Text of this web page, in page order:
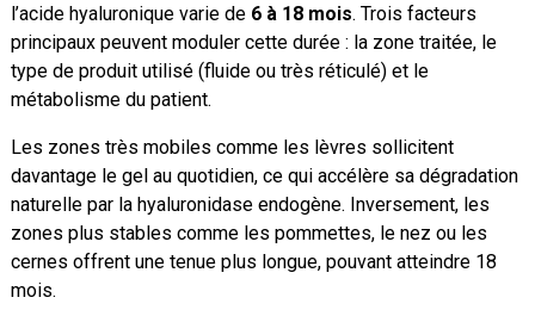
l’acide hyaluronique varie de 6 à 18 mois. Trois facteurs
principaux peuvent moduler cette durée : la zone traitée, le
type de produit utilisé (fluide ou très réticulé) et le
métabolisme du patient.
Les zones très mobiles comme les lèvres sollicitent
davantage le gel au quotidien, ce qui accélère sa dégradation
naturelle par la hyaluronidase endogène. Inversement, les
zones plus stables comme les pommettes, le nez ou les
cernes offrent une tenue plus longue, pouvant atteindre 18
mois.